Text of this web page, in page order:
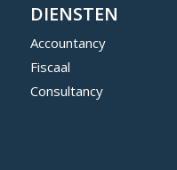
DIENSTEN
Accountancy
Fiscaal
Consultancy